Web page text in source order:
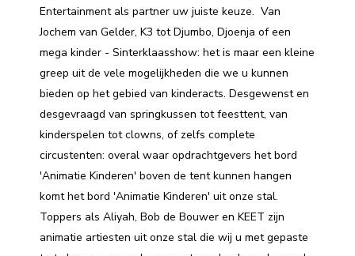
Entertainment als partner uw juiste keuze. Van
Jochem van Gelder, K3 tot Djumbo, Djoenja of een
mega kinder - Sinterklaasshow: het is maar een kleine
greep uit de vele mogelijkheden die we u kunnen
bieden op het gebied van kinderacts. Desgewenst en
desgevraagd van springkussen tot feesttent, van
kinderspelen tot clowns, of zelfs complete
circustenten: overal waar opdrachtgevers het bord
'Animatie Kinderen' boven de tent kunnen hangen
komt het bord 'Animatie Kinderen' uit onze stal.
Toppers als Aliyah, Bob de Bouwer en KEET zijn
animatie artiesten uit onze stal die wij u met gepaste